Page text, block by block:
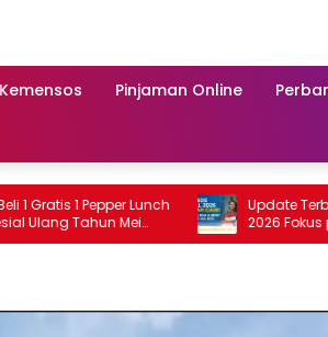
Pinjaman Online
1 Pepper Lunch
Tahun Mei
Update Terbaru
2026 Fokus pada
serta Struk BRI